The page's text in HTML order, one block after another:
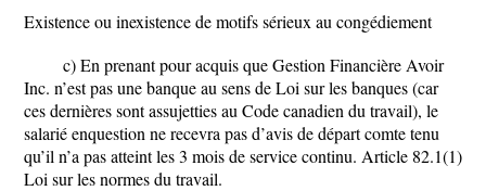
Existence ou inexistence de motifs sérieux au congédiement
c) En prenant pour acquis que Gestion Financière Avoir
Inc. n’est pas une banque au sens de Loi sur les banques (car
ces dernières sont assujetties au Code canadien du travail), le
salarié enquestion ne recevra pas d’avis de départ comte tenu
qu’il n’a pas atteint les 3 mois de service continu. Article 82.1(1)
Loi sur les normes du travail.